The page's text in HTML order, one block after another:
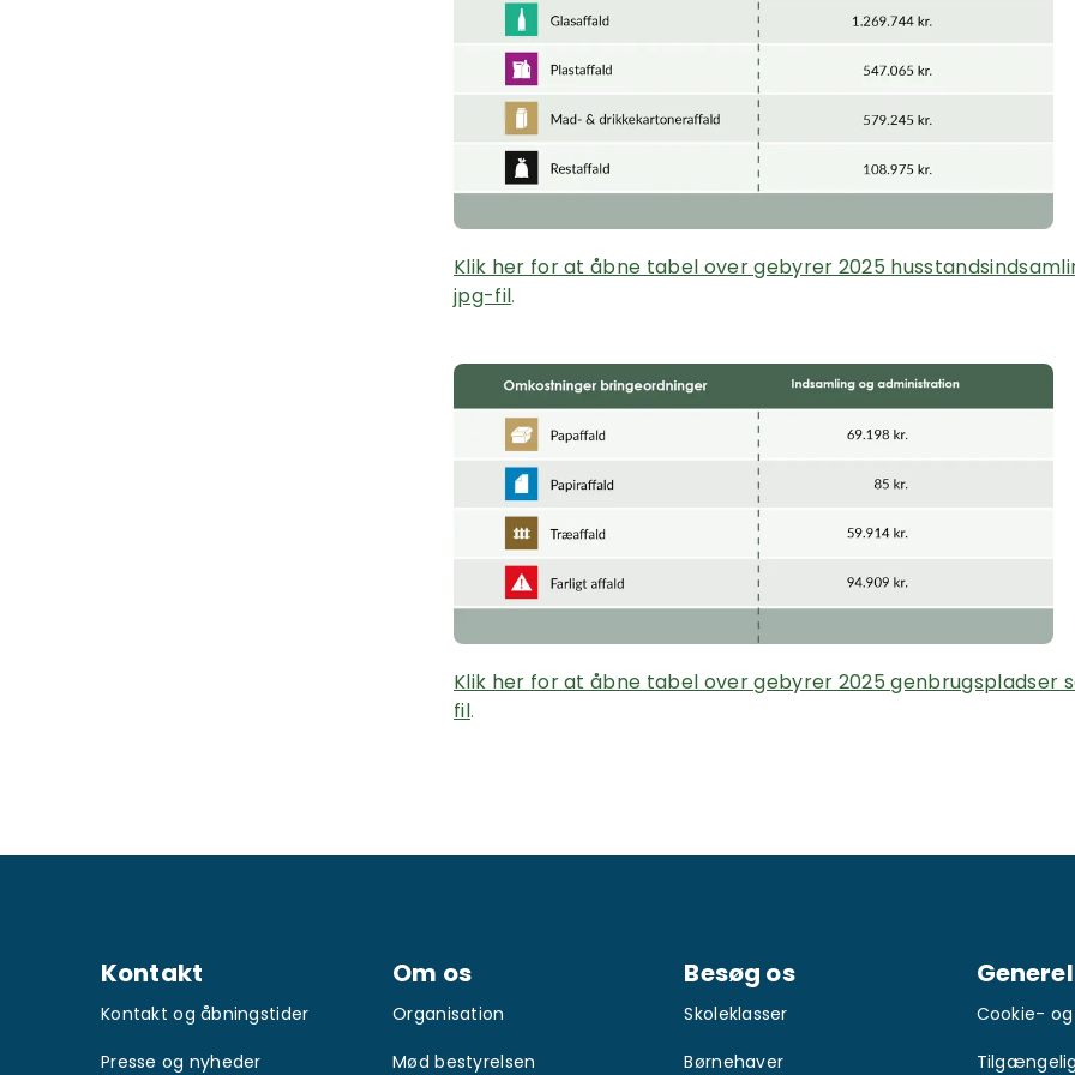
Klik her for at åbne tabel over gebyrer 2025
jpg-fil.
Klik her for at åbne tabel over gebyrer 2025 genbrugspladser
fil.
Kontakt
Kontakt og åbningstider
Presse og nyheder
Om os
Organisation
Mød bestyrelsen
Besøg os
Skoleklasser
Børnehaver
Cookie-